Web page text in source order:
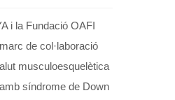
i la Fundació OAFI
de col·laboració
musculoesquelètica
síndrome de Down